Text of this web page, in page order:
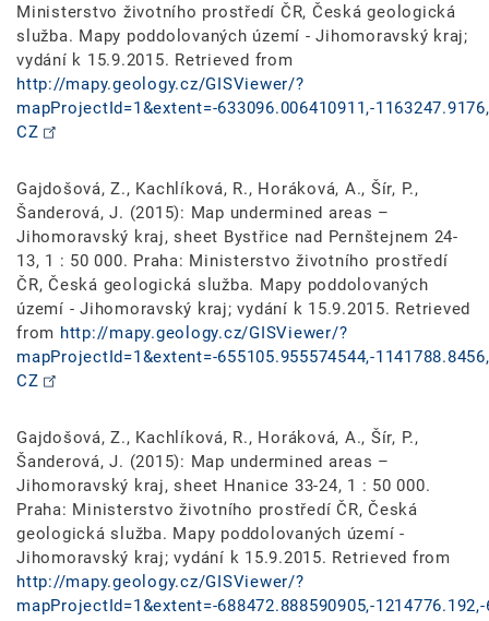
Ministerstvo životního prostředí ČR, Česká geologická
služba. Mapy poddolovaných území - Jihomoravský kraj;
vydání k 15.9.2015. Retrieved from
http://mapy.geology.cz/GISViewer/?
mapProjectId=1&extent=-633096.006410911,-
CZ
Gajdošová, Z., Kachlíková, R., Horáková, A., Šír, P.,
Šanderová, J. (2015): Map undermined areas –
Jihomoravský kraj, sheet Bystřice nad Pernštejnem 24-
13, 1 : 50 000. Praha: Ministerstvo životního prostředí
ČR, Česká geologická služba. Mapy poddolovaných
území - Jihomoravský kraj; vydání k 15.9.2015. Retrieved
from http://mapy.geology.cz/GISViewer/?
mapProjectId=1&extent=-655105.955574544,-
CZ
Gajdošová, Z., Kachlíková, R., Horáková, A., Šír, P.,
Šanderová, J. (2015): Map undermined areas –
Jihomoravský kraj, sheet Hnanice 33-24, 1 : 50 000.
Praha: Ministerstvo životního prostředí ČR, Česká
geologická služba. Mapy poddolovaných území -
Jihomoravský kraj; vydání k 15.9.2015. Retrieved from
http://mapy.geology.cz/GISViewer/?
mapProjectId=1&extent=-688472.888590905,-